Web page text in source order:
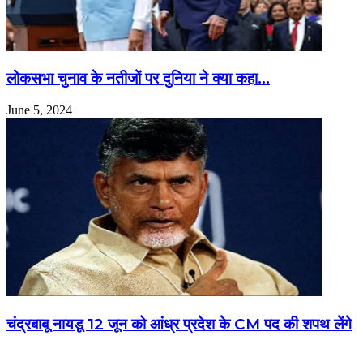
लोकसभा चुनाव के नतीजों पर दुनिया ने क्या कहा…
June 5, 2024
चंद्रबाबू नायडू 12 जून को आंध्र प्रदेश के CM पद की शपथ लेंगे